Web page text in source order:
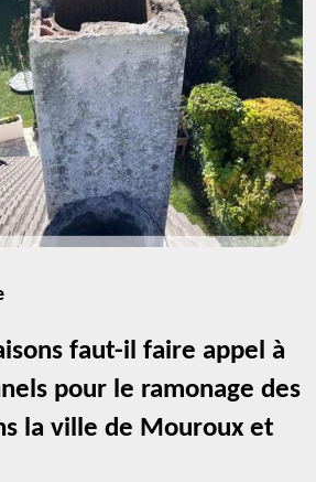
faut-il faire appel à
pour le ramonage des
la ville de Mouroux et